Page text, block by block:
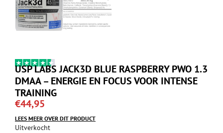
USP LABS JACK3D BLUE RASPBERRY PWO 1.3
DMAA – ENERGIE EN FOCUS VOOR INTENSE
TRAINING
€44,95
LEES MEER OVER DIT PRODUCT
Uitverkocht